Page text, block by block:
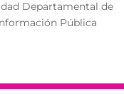
Departamental de
Pública